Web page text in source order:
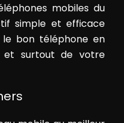
mobiles du
simple et efficace
bon téléphone en
et surtout de votre